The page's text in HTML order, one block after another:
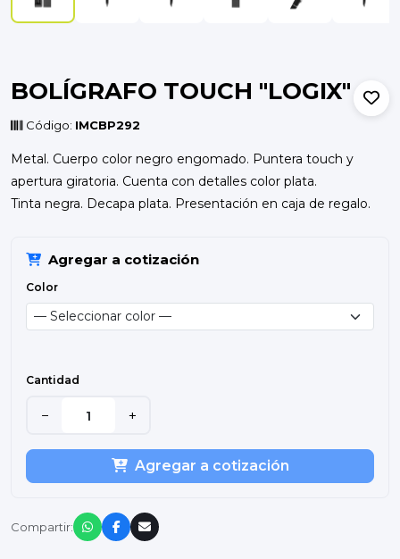
BOLÍGRAFO TOUCH "LOGIX"
Código: IMCBP292
Metal. Cuerpo color negro engomado. Puntera touch y
apertura giratoria. Cuenta con detalles color plata.
Tinta negra. Decapa plata. Presentación en caja de regalo.
Agregar a cotización
Color
Cantidad
− +
Agregar a cotización
Compartir: